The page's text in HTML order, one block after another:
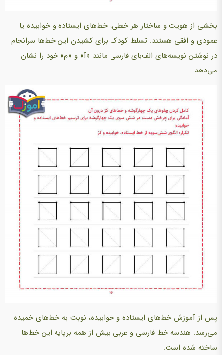
بخشی از هویت و ساختار هر خطی، خط‌های ایستاده و خوابیده یا
عمودی و افقی هستند. تسلط کودک برای کشیدن این خط‌ها سرانجام
در نوشتن نویسه‌های الف‌بای فارسی مانند «آ» و «م» خود را نشان
می‌دهد.
پس از آموزش خط‌های ایستاده و خوابیده، نوبت به خط‌های خمیده
می‌رسد. هندسه خط فارسی و عربی ‌بیش از همه برپایه این خط‌ها
ساخته شده است.